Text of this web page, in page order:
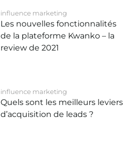
influence marketing
Les nouvelles fonctionnalités
de la plateforme Kwanko – la
review de 2021
influence marketing
Quels sont les meilleurs leviers
d’acquisition de leads ?